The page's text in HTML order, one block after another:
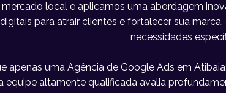
local e aplicamos uma abordagem
para atrair clientes e fortalecer sua
necessidades
apenas uma Agência de Google Ads em
equipe altamente qualificada avalia